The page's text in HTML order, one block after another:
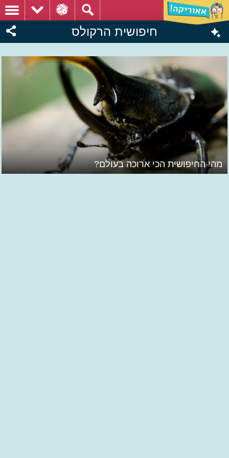
חיפושית הרקולס
מהי החיפושית הכי ארוכה בעולם?